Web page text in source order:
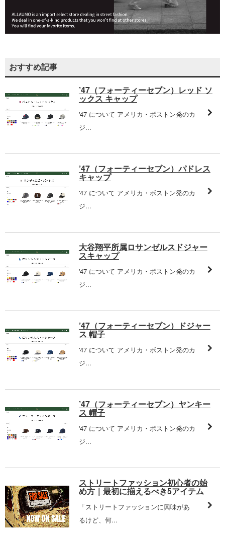
おすすめ記事
’47（フォーティーセブン）レッド ソ
ックス キャップ
'47 について アメリカ・ボストン発のカ
ジ...
’47（フォーティーセブン）パドレス
キャップ
'47 について アメリカ・ボストン発のカ
ジ...
大谷翔平所属ロサンゼルスドジャー
スキャップ
'47 について アメリカ・ボストン発のカ
ジ...
’47（フォーティーセブン）ドジャー
ス 帽子
'47 について アメリカ・ボストン発のカ
ジ...
’47（フォーティーセブン）ヤンキー
ス 帽子
'47 について アメリカ・ボストン発のカ
ジ...
ストリートファッション初心者の始
め方｜最初に揃えるべき5アイテム
「ストリートファッションに興味があ
るけど、何...